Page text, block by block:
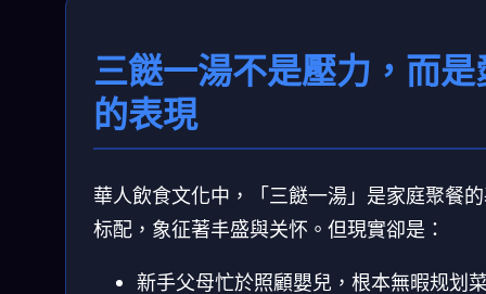
三餸一湯不是壓力，而是
的表現
華人飲食文化中，「三餸一湯」是家庭聚餐
标配，象征著丰盛與关怀。但現實卻是：
新手父母忙於照顧嬰兒，根本無暇规划